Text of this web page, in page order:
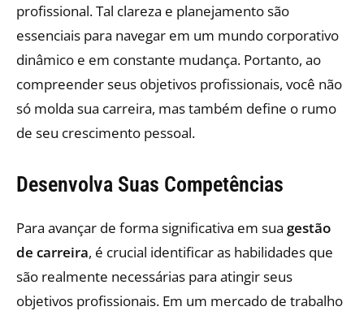
profissional. Tal clareza e planejamento são
essenciais para navegar em um mundo corporativo
dinâmico e em constante mudança. Portanto, ao
compreender seus objetivos profissionais, você não
só molda sua carreira, mas também define o rumo
de seu crescimento pessoal.
Desenvolva Suas Competências
Para avançar de forma significativa em sua gestão
de carreira, é crucial identificar as habilidades que
são realmente necessárias para atingir seus
objetivos profissionais. Em um mercado de trabalho